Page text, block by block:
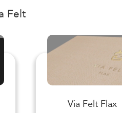
Felt
Via Felt Flax